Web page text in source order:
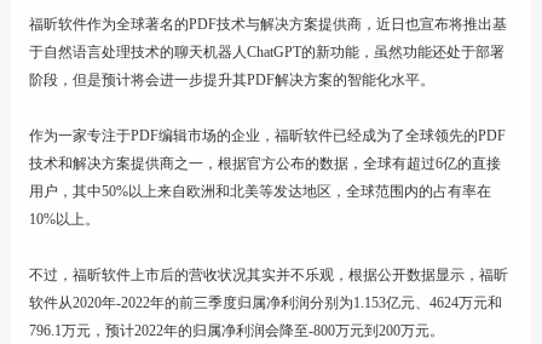
联系
福昕软件作为全球著名的PDF技术与解决方案提供商，近日也宣布将推出基
于自然语言处理技术的聊天机器人ChatGPT的新功能，虽然功能还处于部署
阶段，但是预计将会进一步提升其PDF解决方案的智能化水平。
作为一家专注于PDF编辑市场的企业，福昕软件已经成为了全球领先的PDF
技术和解决方案提供商之一，根据官方公布的数据，全球有超过6亿的直接
用户，其中50%以上来自欧洲和北美等发达地区，全球范围内的占有率在
10%以上。
不过，福昕软件上市后的营收状况其实并不乐观，根据公开数据显示，福昕
软件从2020年-2022年的前三季度归属净利润分别为1.153亿元、4624万元和
796.1万元，预计2022年的归属净利润会降至-800万元到200万元。